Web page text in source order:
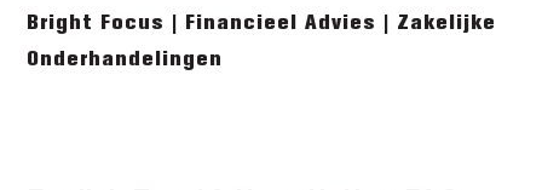
Bright Focus | Financieel Advies | Zakelijke
Onderhandelingen